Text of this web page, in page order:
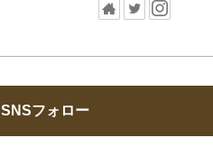
SNSフォロー